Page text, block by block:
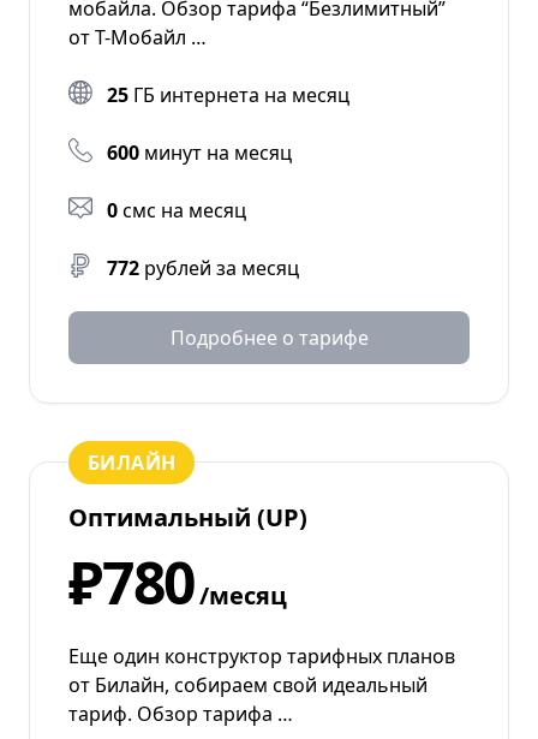
мобайла. Обзор тарифа “Безлимитный”
от Т-Мобайл …
25 ГБ интернета на месяц
600 минут на месяц
0смс на месяц
772 рублей за месяц
Подробнее о тарифе
БИЛАЙН
Оптимальный (UP)
₽780/месяц
Еще один конструктор тарифных планов
от Билайн, собираем свой идеальный
тариф. Обзор тарифа …